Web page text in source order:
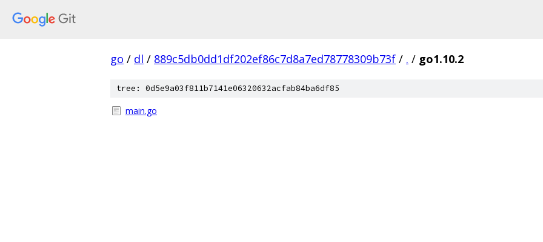
go / dl / 889c5db0dd1df202ef86c7d8a7ed78778309b73f / . / go1.10.2
tree: 0d5e9a03f811b7141e06320632acfab84ba6df85
main.go